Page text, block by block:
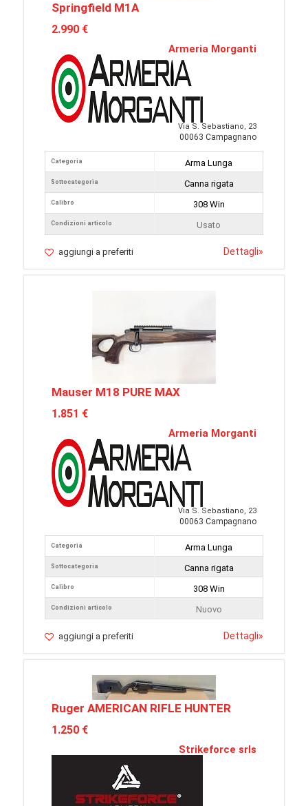
Springfield M1A
2.990 €
Armeria Morganti
Via S. Sebastiano, 23
00063 Campagnano
Categoria
Sottocategoria
Calibro
Condizioni articolo
Arma Lunga
Canna rigata
308 Win
Usato
aggiungi a preferiti Dettagli»
Mauser M18 PURE MAX
1.851 €
Armeria Morganti
Via S. Sebastiano, 23
00063 Campagnano
Categoria
Sottocategoria
Calibro
Condizioni articolo
Arma Lunga
Canna rigata
308 Win
Nuovo
aggiungi a preferiti Dettagli»
Ruger AMERICAN RIFLE HUNTER
1.250 €
Strikeforce srls